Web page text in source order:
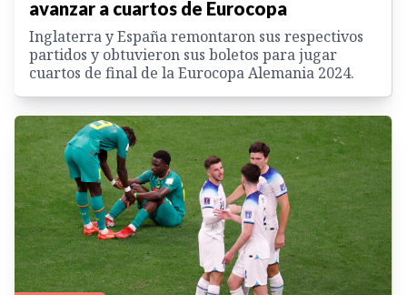
avanzar a cuartos de Eurocopa
Inglaterra y España remontaron sus respectivos
partidos y obtuvieron sus boletos para jugar
cuartos de final de la Eurocopa Alemania 2024.